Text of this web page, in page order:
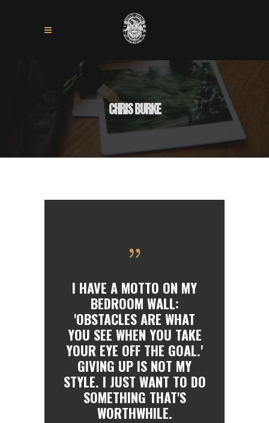
CHRIS BURKE
I HAVE A MOTTO ON MY
BEDROOM WALL:
'OBSTACLES ARE WHAT
YOU SEE WHEN YOU TAKE
YOUR EYE OFF THE GOAL.'
GIVING UP IS NOT MY
STYLE. I JUST WANT TO DO
SOMETHING THAT'S
WORTHWHILE.